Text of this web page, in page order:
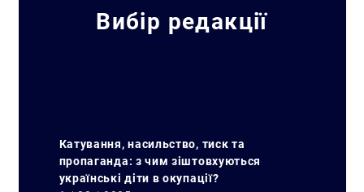
Вибір редакції
Катування, насильство, тиск та
пропаганда: з чим зіштовхуються
українські діти в окупації?